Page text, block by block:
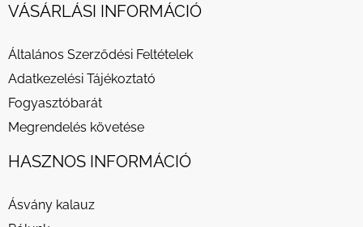
VÁSÁRLÁSI INFORMÁCIÓ
Általános Szerződési Feltételek
Adatkezelési Tájékoztató
Fogyasztóbarát
Megrendelés követése
HASZNOS INFORMÁCIÓ
Ásvány kalauz